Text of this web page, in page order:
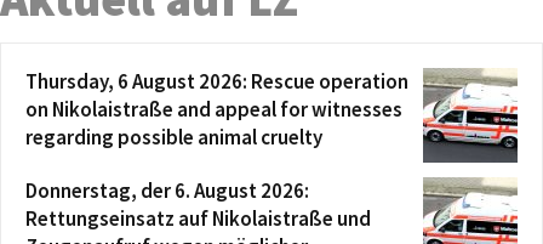
Thursday, 6 August 2026: Rescue operation
on Nikolaistraße and appeal for witnesses
regarding possible animal cruelty
Donnerstag, der 6. August 2026:
Rettungseinsatz auf Nikolaistraße und